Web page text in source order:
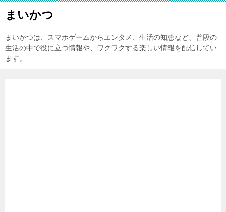
まいかつ
まいかつは、スマホゲームからエンタメ、生活の知恵など、普段の
生活の中で役に立つ情報や、ワクワクする楽しい情報を配信してい
ます。